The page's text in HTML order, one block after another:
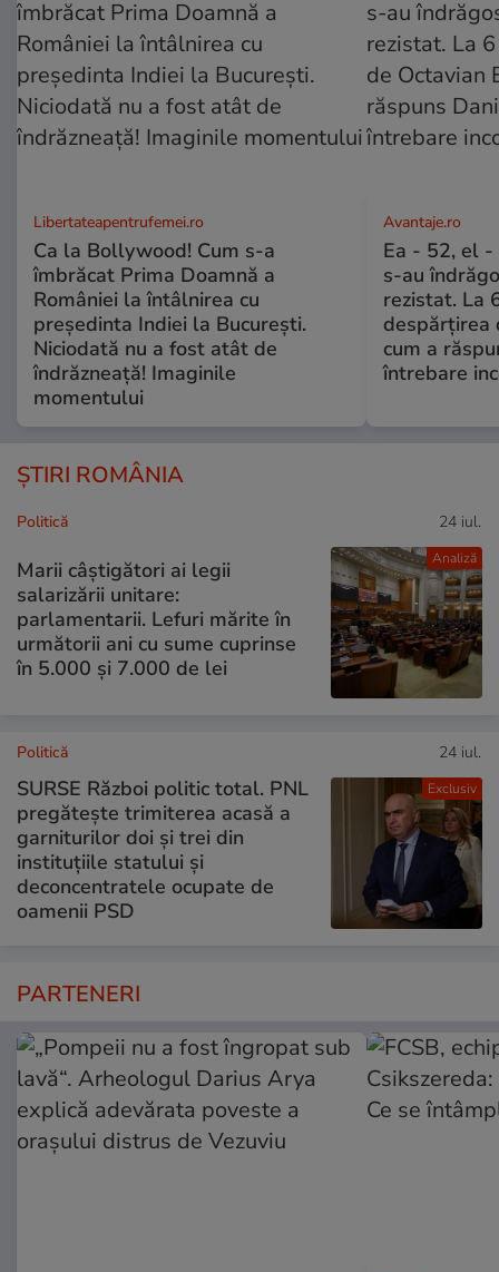
Libertateapentrufemei.ro
Ca la Bollywood! Cum s-a
îmbrăcat Prima Doamnă a
României la întâlnirea cu
președinta Indiei la București.
Niciodată nu a fost atât de
îndrăzneață! Imaginile
momentului
Avantaje.ro
Ea - 52, el -
s-au
rezistat. La
despărțirea
cum a
întrebare
ȘTIRI ROMÂNIA
Analiză
Politică 24 iul.
Marii câștigători ai legii
salarizării unitare:
parlamentarii. Lefuri mărite în
următorii ani cu sume cuprinse
în 5.000 și 7.000 de lei
Exclusiv
Politică 24 iul.
SURSE Război politic total. PNL
pregătește trimiterea acasă a
garniturilor doi și trei din
instituțiile statului și
deconcentratele ocupate de
oamenii PSD
PARTENERI